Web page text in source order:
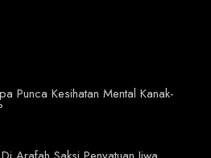
Punca Kesihatan Mental Kanak-